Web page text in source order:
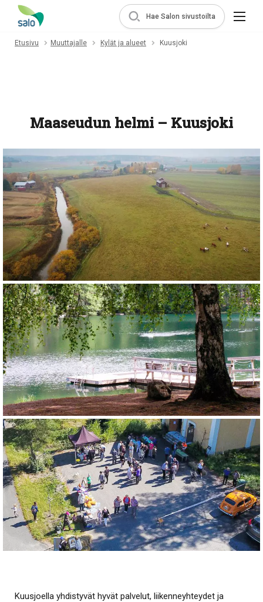
Hae Salon sivustoilta
Etusivu Muuttajalle Kylät ja alueet Kuusjoki
Maaseudun helmi – Kuusjoki
Kuusjoella yhdistyvät hyvät palvelut, liikenneyhteydet ja